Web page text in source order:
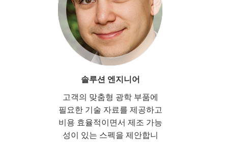
솔루션 엔지니어
고객의 맞춤형 광학 부품에
필요한 기술 자료를 제공하고
비용 효율적이면서 제조 가능
성이 있는 스펙을 제안합니